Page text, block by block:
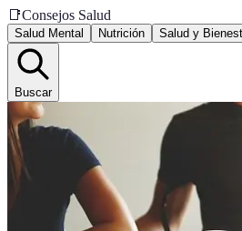
📑Consejos Salud
Salud Mental Nutrición Salud y
Buscar